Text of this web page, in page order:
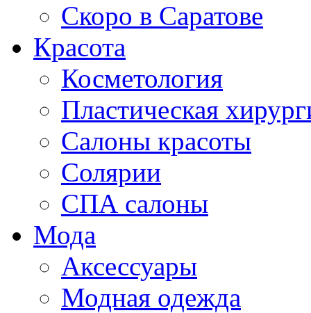
Скоро в Саратове
Красота
Косметология
Пластическая
Салоны красоты
Солярии
СПА салоны
Мода
Аксессуары
Модная одежда